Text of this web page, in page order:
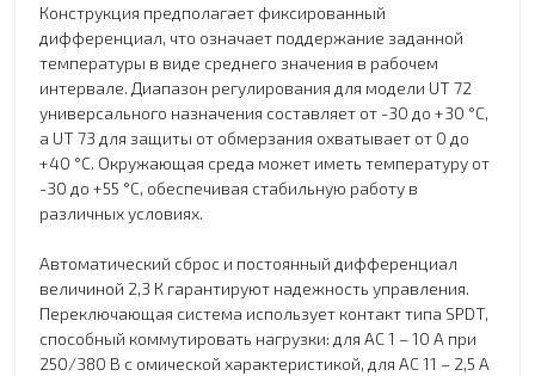
Конструкция предполагает фиксированный
дифференциал, что означает поддержание заданной
температуры в виде среднего значения в рабочем
интервале. Диапазон регулирования для модели UT 72
универсального назначения составляет от -30 до +30 °C,
а UT 73 для защиты от обмерзания охватывает от 0 до
+40 °C. Окружающая среда может иметь температуру от
-30 до +55 °C, обеспечивая стабильную работу в
различных условиях.
Автоматический сброс и постоянный дифференциал
величиной 2,3 К гарантируют надежность управления.
Переключающая система использует контакт типа SPDT,
способный коммутировать нагрузки: для AC 1 – 10 А при
250/380 В с омической характеристикой, для AC 11 – 2,5 А